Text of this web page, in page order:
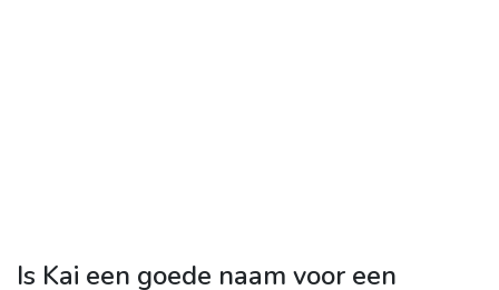
Is Kai een goede naam voor een